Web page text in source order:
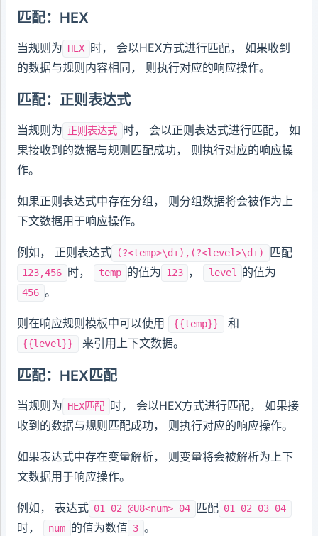
匹配：HEX
当规则为 HEX 时， 会以HEX方式进行匹配， 如果收到
的数据与规则内容相同， 则执行对应的响应操作。
匹配：正则表达式
当规则为 正则表达式 时， 会以正则表达式进行匹配， 如
果接收到的数据与规则匹配成功， 则执行对应的响应操
作。
如果正则表达式中存在分组， 则分组数据将会被作为上
下文数据用于响应操作。
例如， 正则表达式 (?<temp>\d+),(?<level>\d+) 匹配
123,456 时， temp 的值为 123 ， level 的值为
456 。
则在响应规则模板中可以使用 {{temp}} 和
{{level}} 来引用上下文数据。
匹配：HEX匹配
当规则为 HEX匹配 时， 会以HEX方式进行匹配， 如果接
收到的数据与规则匹配成功， 则执行对应的响应操作。
如果表达式中存在变量解析， 则变量将会被解析为上下
文数据用于响应操作。
例如， 表达式 01 02 @U8<num> 04 匹配 01 02 03 04
时， num 的值为数值 3 。